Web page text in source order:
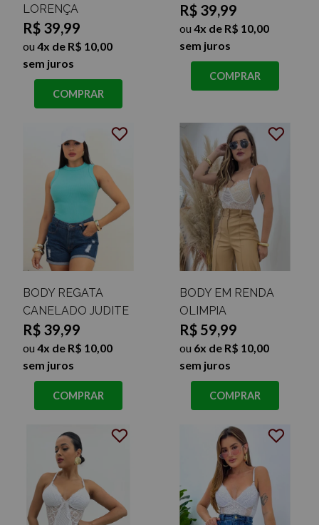
LORENÇA
R$ 39,99
ou 4x de R$ 10,00
sem juros
COMPRAR
R$ 39,99
ou 4x de R$ 10,00
sem juros
COMPRAR
BODY REGATA
CANELADO JUDITE
R$ 39,99
ou 4x de R$ 10,00
sem juros
COMPRAR
BODY EM RENDA
OLIMPIA
R$ 59,99
ou 6x de R$ 10,00
sem juros
COMPRAR